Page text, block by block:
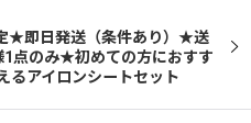
★即日発送（条件あり）★送
点のみ★初めての方におすす
るアイロンシートセット